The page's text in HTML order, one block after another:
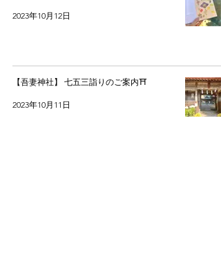
2023年10月12日
【吾妻神社】 七五三詣りのご案内⛩️
2023年10月11日